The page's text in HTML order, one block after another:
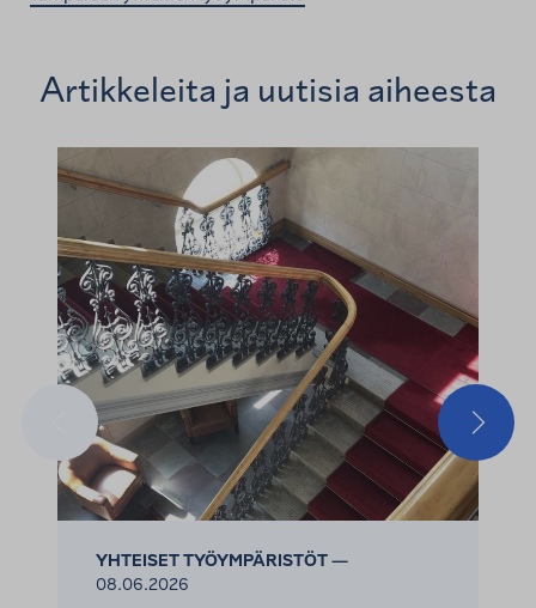
Artikkeleita ja uutisia aiheesta
Edellinen
YHTEISET TYÖYMPÄRISTÖT —
08.06.2026